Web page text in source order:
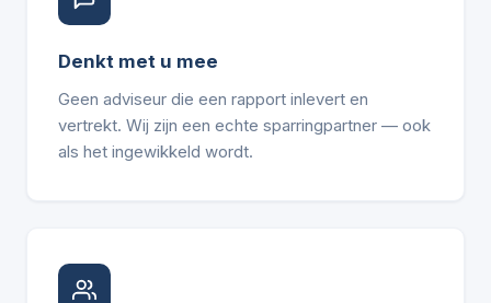
Denkt met u mee
Geen adviseur die een rapport inlevert en
vertrekt. Wij zijn een echte sparringpartner — ook
als het ingewikkeld wordt.